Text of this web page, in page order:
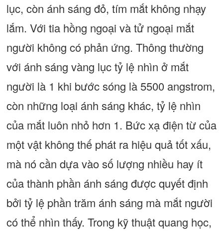
lục, còn ánh sáng đỏ, tím mắt không nhạy
lắm. Với tia hồng ngoại và tử ngoại mắt
người không có phản ứng. Thông thường
với ánh sáng vàng lục tỷ lệ nhìn ở mắt
người là 1 khi bước sóng là 5500 angstrom,
còn những loại ánh sáng khác, tỷ lệ nhìn
của mắt luôn nhỏ hơn 1. Bức xạ điện từ của
một vật không thế phát ra hiệu quả tốt xấu,
mà nó cần dựa vào số lượng nhiều hay ít
của thành phần ánh sáng được quyết định
bởi tỷ lệ phần trăm ánh sáng mà mắt người
có thể nhìn thấy. Trong kỹ thuật quang học,